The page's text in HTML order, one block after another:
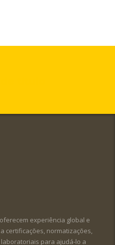
experiência global e
certificações, normatizações,
para ajudá-lo a